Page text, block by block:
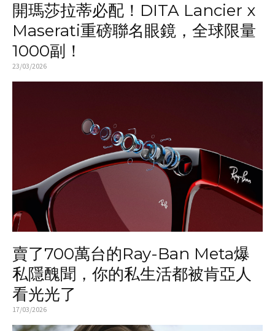
開瑪莎拉蒂必配！DITA Lancier x
Maserati重磅聯名眼鏡，全球限量
1000副！
23/03/2026
賣了700萬台的Ray-Ban Meta爆
私隱醜聞，你的私生活都被肯亞人
看光光了
17/03/2026